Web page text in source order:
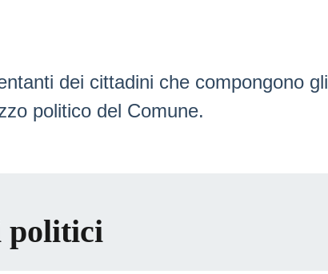
dei cittadini che compongono gli
politico del Comune.
politici